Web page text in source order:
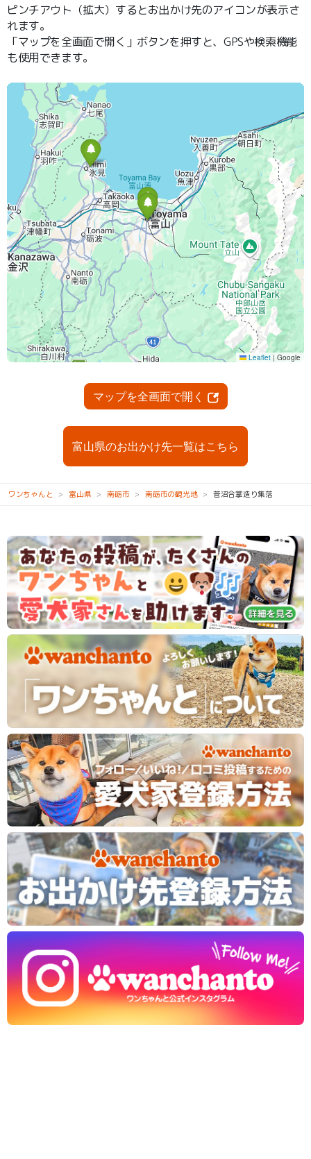
ピンチアウト（拡大）するとお出かけ先のアイコンが表示さ
れます。
「マップを全画面で開く」ボタンを押すと、GPSや検索機能
も使用できます。
マップを全画面で開く
富山県のお出かけ先一覧はこちら
ワンちゃんと 富山県 南砺市 南砺市の観光地 菅沼合掌造り集落